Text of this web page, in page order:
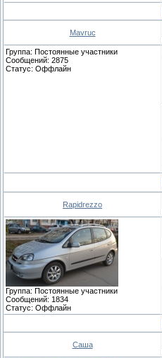
Mavruc
Группа: Постоянные участники
Сообщений: 2875
Статус: Оффлайн
Rapidrezzo
Группа: Постоянные участники
Сообщений: 1834
Статус: Оффлайн
Саша